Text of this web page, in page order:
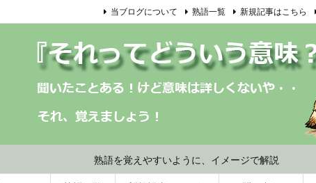
熟語を覚えやすいように、イメージで解説
当ブログについて 熟語一覧 新規記事はこちら